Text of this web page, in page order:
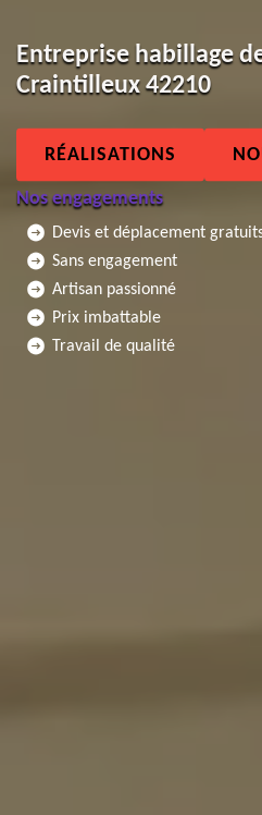
Entreprise habillage
Craintilleux 42210
RÉALISATIONS
Nos engagements
Devis et déplacement
Sans engagement
Artisan passionné
Prix imbattable
Travail de qualité